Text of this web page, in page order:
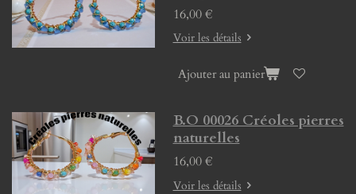
16,00 €
Voir les détails
Ajouter au panier
B.O 00026 Créoles pierres
naturelles
16,00 €
Voir les détails